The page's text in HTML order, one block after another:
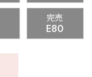
完売
E80